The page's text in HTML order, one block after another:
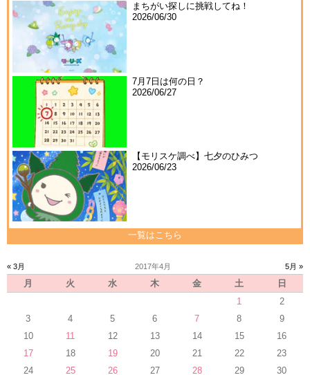
まちがい探しに挑戦してね！
2026/06/30
7月7日は何の日？
2026/06/27
【モリスケ調べ】七夕のひみつ
2026/06/23
一覧はこちら
« 3月 2017年4月 5月 »
月 火 水 木 金 土
日
1
2
3
4 5 6 7 8
9
10
11 12 13 14 15
16
17
18 19 20 21 22
23
24
25 26 27 28 29 30